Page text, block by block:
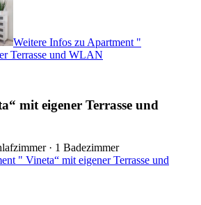
Weitere Infos zu Apartment "
Terrasse und WLAN
mit eigener Terrasse und
· 1 Badezimmer
" Vineta“ mit eigener Terrasse und